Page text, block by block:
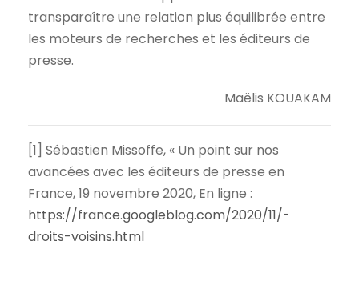
transparaître une relation plus équilibrée entre
les moteurs de recherches et les éditeurs de
presse.
Maëlis KOUAKAM
[1] Sébastien Missoffe, « Un point sur nos
avancées avec les éditeurs de presse en
France, 19 novembre 2020, En ligne :
https://france.googleblog.com/2020/11/-
droits-voisins.html